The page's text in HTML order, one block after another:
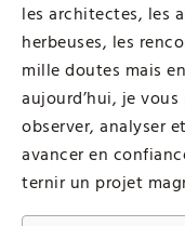
les architectes, les
herbeuses, les
mille doutes mais
aujourd’hui, je
observer, analyser
avancer en
ternir un projet